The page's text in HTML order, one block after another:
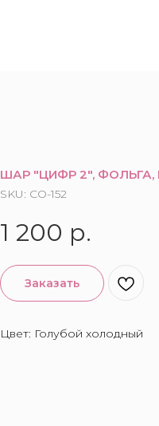
ШАР "ЦИФР 2",
SKU: CO-152
1 200 р.
Заказать
Цвет: Голубой холодный